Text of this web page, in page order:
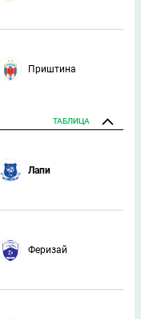
Приштина
ТАБЛИЦА
Лапи
Феризай